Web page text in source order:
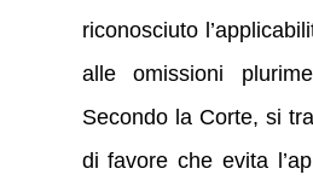
riconosciuto
alle omissioni
Secondo la Corte, si
di favore che evita